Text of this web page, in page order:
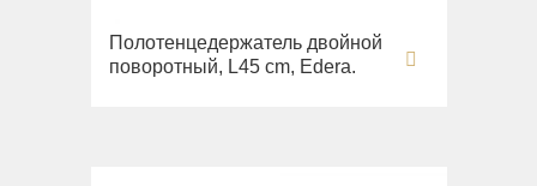
Полотенцедержатель двойной
поворотный, L45 cm, Edera.